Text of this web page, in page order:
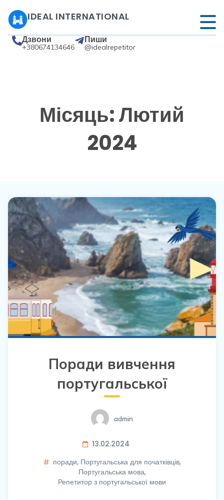
IDEAL INTERNATIONAL
Дзвони
+380674134646
Пиши
@idealrepetitor
Місяць: Лютий
2024
Поради вивчення
португальської
admin
13.02.2024
поради, Португальська для початківців,
Португальська мова,
Репетитор з португальської мови